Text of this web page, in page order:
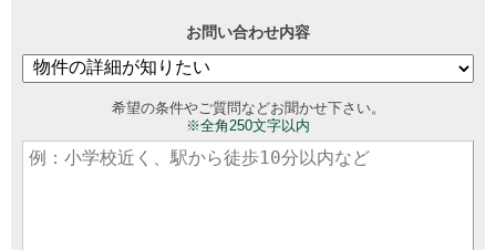
お問い合わせ内容
希望の条件やご質問などお聞かせ下さい。
※全角250文字以内